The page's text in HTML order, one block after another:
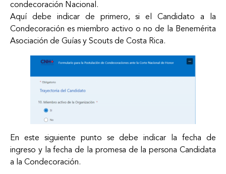
condecoración Nacional.
Aquí debe indicar de primero, si el Candidato a la
Condecoración es miembro activo o no de la Benemérita
Asociación de Guías y Scouts de Costa Rica.
En este siguiente punto se debe indicar la fecha de
ingreso y la fecha de la promesa de la persona Candidata
a la Condecoración.